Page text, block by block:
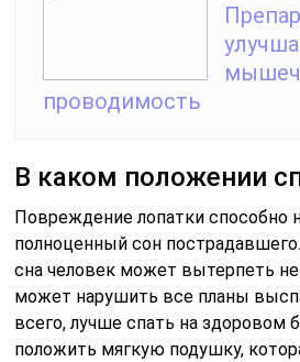
проводимость
В каком положении
Повреждение лопатки способно
полноценный сон
сна человек может вытерпеть
может нарушить все планы
всего, лучше спать на здоровом
положить мягкую подушку,